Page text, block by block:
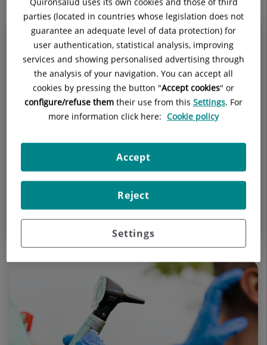
Intel·ligència artificial i ecografies
parties (located in countries whose legislation does not
guarantee an adequate level of data protection) for
user authentication, statistical analysis, improving
services and showing personalised advertising through
the analysis of your navigation. You can accept all
cookies by pressing the button "Accept cookies" or
configure/refuse them their use from this Settings. For
more information click here: Cookie policy
Settings
Reject
Accept